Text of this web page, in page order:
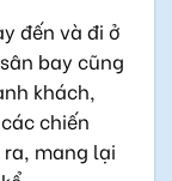
đến và đi ở
bay cũng
khách,
chiến
mang lại